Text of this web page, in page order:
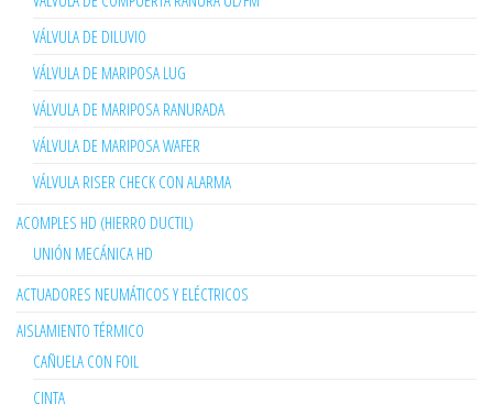
VÁLVULA DE DILUVIO
VÁLVULA DE MARIPOSA LUG
VÁLVULA DE MARIPOSA RANURADA
VÁLVULA DE MARIPOSA WAFER
VÁLVULA RISER CHECK CON ALARMA
ACOMPLES HD (HIERRO DUCTIL)
UNIÓN MECÁNICA HD
ACTUADORES NEUMÁTICOS Y ELÉCTRICOS
AISLAMIENTO TÉRMICO
CAÑUELA CON FOIL
CINTA